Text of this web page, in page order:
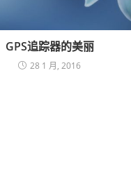
GPS追踪器的美丽
28 1 月, 2016